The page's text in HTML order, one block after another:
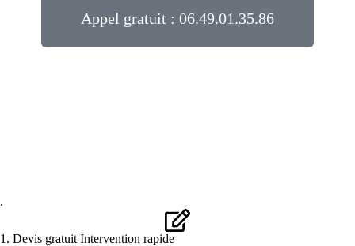
Appel gratuit : 06.49.01.35.86
.
1. Devis gratuit Intervention rapide